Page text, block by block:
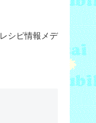
シピ情報メデ